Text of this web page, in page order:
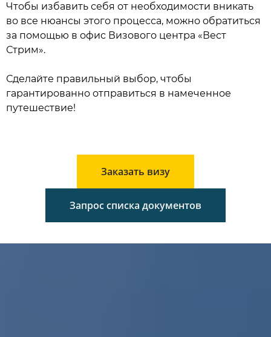
Чтобы избавить себя от необходимости вникать
во все нюансы этого процесса, можно обратиться
за помощью в офис Визового центра «Вест
Стрим».
Сделайте правильный выбор, чтобы
гарантированно отправиться в намеченное
путешествие!
Заказать визу
Запрос списка документов